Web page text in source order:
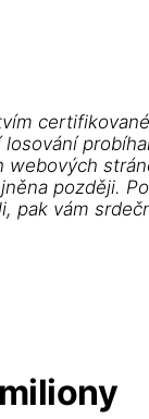
webových
později.
pak vám